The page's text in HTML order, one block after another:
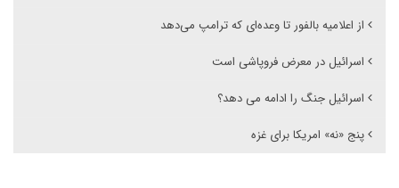
از اعلامیه بالفور تا وعده‌ای که ترامپ می‌دهد
اسرائیل در معرض فروپاشی است
اسرائیل جنگ را ادامه می دهد؟
پنج «نه» امریکا برای غزه